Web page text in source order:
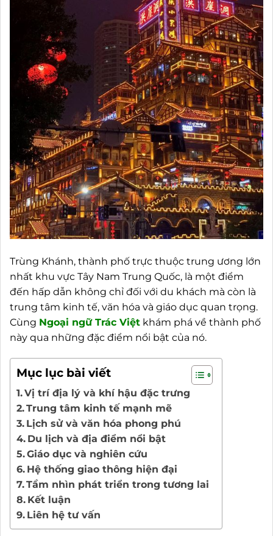
Trùng Khánh, thành phố trực thuộc trung ương lớn
nhất khu vực Tây Nam Trung Quốc, là một điểm
đến hấp dẫn không chỉ đối với du khách mà còn là
trung tâm kinh tế, văn hóa và giáo dục quan trọng.
Cùng Ngoại ngữ Trác Việt khám phá về thành phố
này qua những đặc điểm nổi bật của nó.
Mục lục bài viết
Vị trí địa lý và khí hậu đặc trưng
Trung tâm kinh tế mạnh mẽ
Lịch sử và văn hóa phong phú
Du lịch và địa điểm nổi bật
Giáo dục và nghiên cứu
Hệ thống giao thông hiện đại
Tầm nhìn phát triển trong tương lai
Kết luận
Liên hệ tư vấn